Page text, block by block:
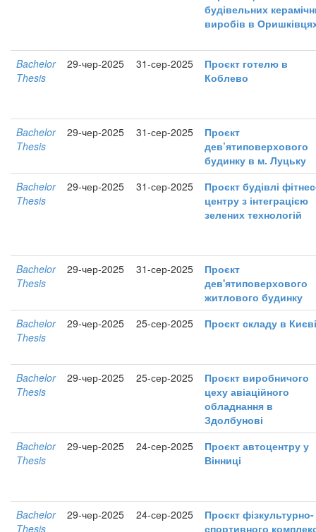
будівельних
виробів в
Bachelor
Thesis
29-чер-2025 31-сер-2025
Проєкт готелю в
Коблево
Bachelor
Thesis
29-чер-2025 31-сер-2025
Проєкт
дев’ятиповерхового
будинку в м. Луцьку
Bachelor
Thesis
29-чер-2025 31-сер-2025
Проєкт будівлі
центру з інтеграцією
зелених технологій
Bachelor
Thesis
29-чер-2025 31-сер-2025
Проєкт
дев'ятиповерхового
житлового будинку
Bachelor
Thesis
29-чер-2025 25-сер-2025 Проєкт складу в Києві
Bachelor
Thesis
29-чер-2025 25-сер-2025
Проєкт виробничого
цеху авіаційного
обладнання в
Здолбунові
Bachelor
Thesis
29-чер-2025 24-сер-2025
Проєкт автоцентру у
Вінниці
Bachelor
Thesis
29-чер-2025 24-сер-2025
Проєкт фізкультурно-
спортивного